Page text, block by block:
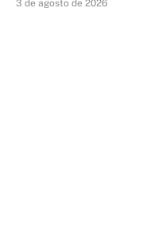
3 de agosto de 2026